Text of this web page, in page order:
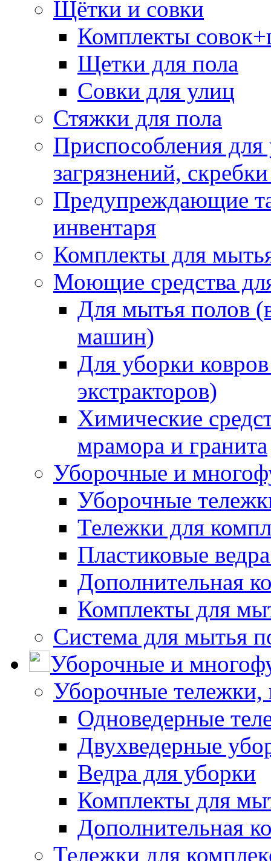
Щётки и совки
Комплекты
Щетки для пола
Совки для улиц
Стяжки для пола
Приспособления
загрязнений,
Предупреждающие
инвентаря
Комплекты для
Моющие средства
Для мытья полов
машин)
Для уборки
экстракторов)
Химические
мрамора и гранита
Уборочные и
Уборочные
Тележки для
Пластиковые
Дополнительная
Комплекты для
Система для мытья
Уборочные и
Уборочные тележки,
Одноведерные
Двухведерные
Ведра для уборки
Комплекты для
Дополнительная
Тележки для